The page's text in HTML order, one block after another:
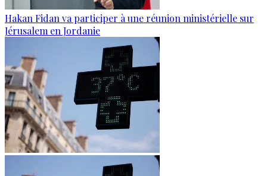
Hakan Fidan va participer à une réunion ministérielle sur
Jérusalem en Jordanie